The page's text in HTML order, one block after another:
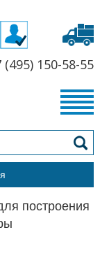
(495) 150-58-55
построения